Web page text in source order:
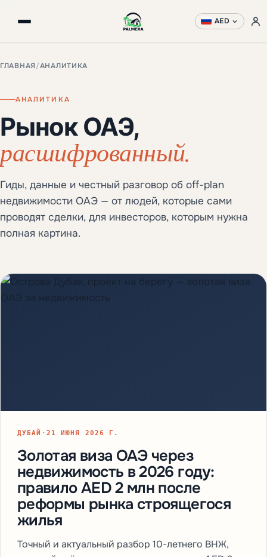
AED
ГЛАВНАЯ/АНАЛИТИКА
АНАЛИТИКА
Рынок ОАЭ,
расшифрованный.
Гиды, данные и честный разговор об off-plan
недвижимости ОАЭ — от людей, которые сами
проводят сделки, для инвесторов, которым нужна
полная картина.
ДУБАЙ · 21 ИЮНЯ 2026 Г.
Золотая виза ОАЭ через
недвижимость в 2026 году:
правило AED 2 млн после
реформы рынка строящегося
жилья
Точный и актуальный разбор 10-летнего ВНЖ,